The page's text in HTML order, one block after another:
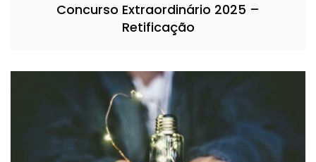
Concurso Extraordinário 2025 –
Retificação